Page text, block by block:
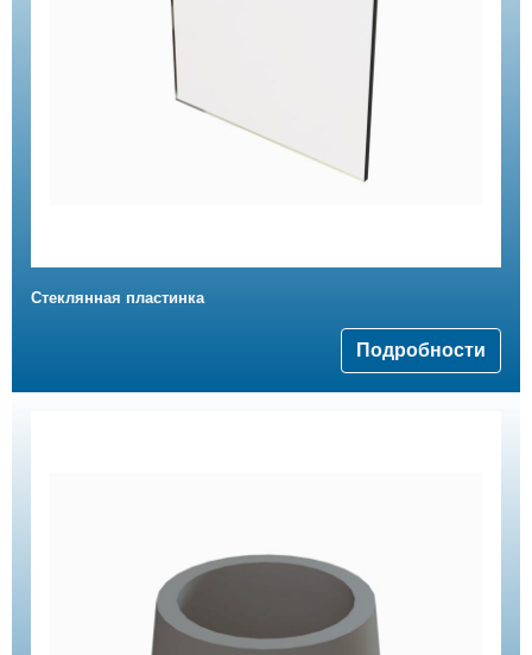
Стеклянная пластинка
Подробности